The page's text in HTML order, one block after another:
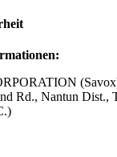
Rd., Nantun Dist.,